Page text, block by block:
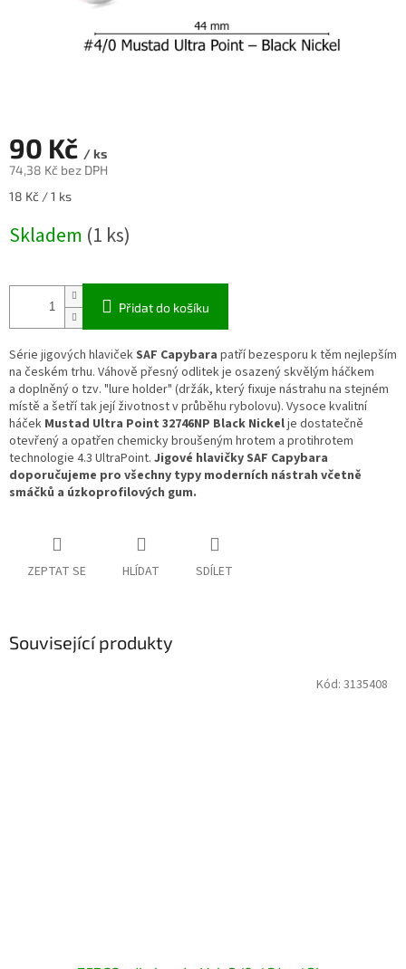
90 Kč / ks
74,38 Kč bez DPH
Měrná
18 Kč / 1 ks
Skladem (1 ks)
Přidat do košíku
Série jigových hlavičekSAF Capybara patří bezesporu k těm nejlepším
na českém trhu. Váhově přesný odlitek je osazený skvělým háčkem
a doplněný o tzv. "lure holder" (držák, který fixuje nástrahu na stejném
místě a šetří tak její životnost v průběhu rybolovu). Vysoce kvalitní
háček Mustad Ultra Point 32746NP Black Nickelje dostatečně
otevřený a opatřen chemicky broušeným hrotem a protihrotem
technologie 4.3 UltraPoint. Jigové hlavičky SAF Capybara
doporučujeme pro všechny typy moderních nástrah včetně
smáčků a úzkoprofilových gum.
ZEPTAT SE HLÍDAT SDÍLET
Související produkty
Kód: 3135408